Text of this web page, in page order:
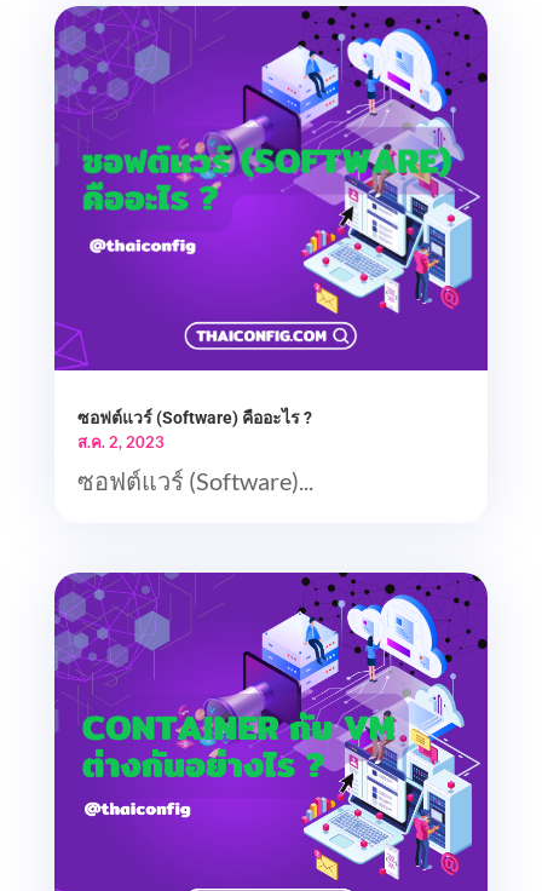
ซอฟต์แวร์ (Software) คืออะไร ?
ส.ค. 2, 2023
ซอฟต์แวร์ (Software)...